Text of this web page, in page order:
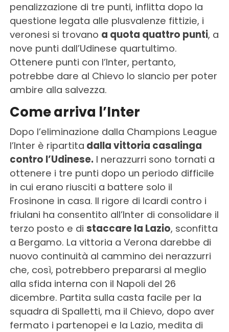
penalizzazione di tre punti, inflitta dopo la
questione legata alle plusvalenze fittizie, i
veronesi si trovano a quota quattro punti, a
nove punti dall’Udinese quartultimo.
Ottenere punti con l’Inter, pertanto,
potrebbe dare al Chievo lo slancio per poter
ambire alla salvezza.
Come arriva l’Inter
Dopo l’eliminazione dalla Champions League
l’Inter è ripartita dalla vittoria casalinga
contro l’Udinese. I nerazzurri sono tornati a
ottenere i tre punti dopo un periodo difficile
in cui erano riusciti a battere solo il
Frosinone in casa. Il rigore di Icardi contro i
friulani ha consentito all’Inter di consolidare il
terzo posto e di staccare la Lazio, sconfitta
a Bergamo. La vittoria a Verona darebbe di
nuovo continuità al cammino dei nerazzurri
che, così, potrebbero prepararsi al meglio
alla sfida interna con il Napoli del 26
dicembre. Partita sulla casta facile per la
squadra di Spalletti, ma il Chievo, dopo aver
fermato i partenopei e la Lazio, medita di